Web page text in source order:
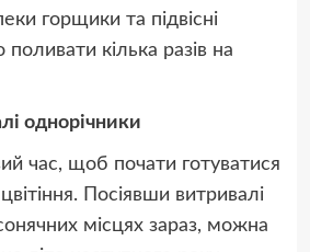
горщики та підвісні
кілька разів на
однорічники
час, щоб почати готуватися
Посіявши витривалі
місцях зараз, можна